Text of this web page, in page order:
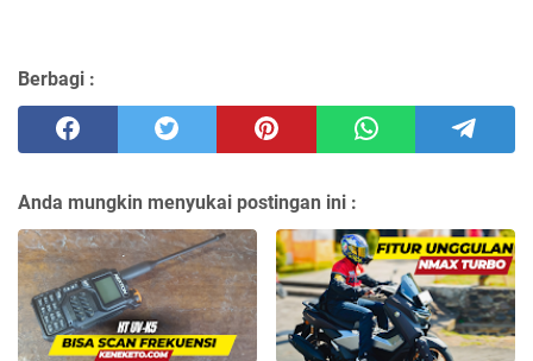
Berbagi :
Anda mungkin menyukai postingan ini :